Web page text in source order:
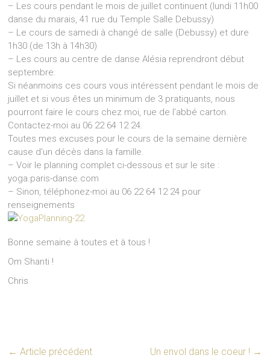
– Les cours pendant le mois de juillet continuent (lundi 11h00
danse du marais, 41 rue du Temple Salle Debussy)
– Le cours de samedi à changé de salle (Debussy) et dure
1h30 (de 13h à 14h30)
– Les cours au centre de danse Alésia reprendront début
septembre.
Si néanmoins ces cours vous intéressent pendant le mois de
juillet et si vous êtes un minimum de 3 pratiquants, nous
pourront faire le cours chez moi, rue de l’abbé carton.
Contactez-moi au 06 22 64 12 24.
Toutes mes excuses pour le cours de la semaine dernière
cause d’un décès dans la famille.
– Voir le planning complet ci-dessous et sur le site :
yoga.paris-danse.com
– Sinon, téléphonez-moi au 06 22 64 12 24 pour
renseignements
Bonne semaine à toutes et à tous !
Om Shanti !
Chris
← Article précédent Un envol dans le coeur ! →